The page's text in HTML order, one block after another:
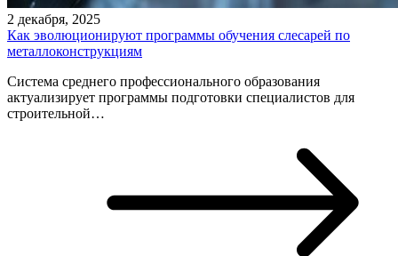
2 декабря, 2025
Как эволюционируют программы обучения слесарей по
металлоконструкциям
Система среднего профессионального образования
актуализирует программы подготовки специалистов для
строительной…